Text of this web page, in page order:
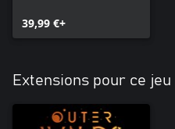
39,99 €+
Extensions pour ce jeu